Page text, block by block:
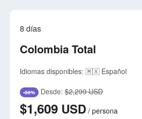
8 días
Colombia Total
Idiomas disponibles: 🇲🇽 Español
-30% Desde: $2,299 USD
$1,609 USD / persona